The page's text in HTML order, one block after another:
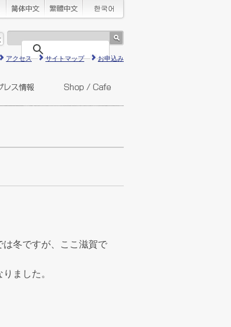
アクセス サイトマップ お申込み
は冬ですが、ここ滋賀で
ました。